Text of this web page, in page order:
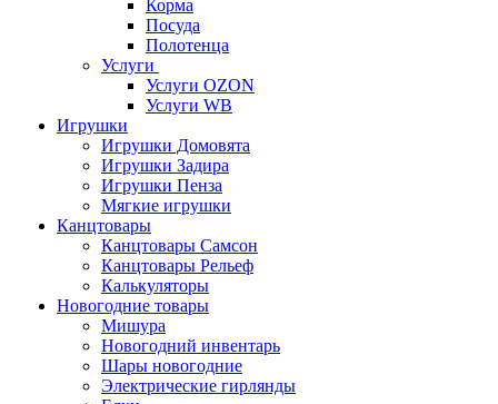
Корма
Посуда
Полотенца
Услуги
Услуги OZON
Услуги WB
Игрушки
Игрушки Домовята
Игрушки Задира
Игрушки Пенза
Мягкие игрушки
Канцтовары
Канцтовары Самсон
Канцтовары Рельеф
Калькуляторы
Новогодние товары
Мишура
Новогодний инвентарь
Шары новогодние
Электрические гирлянды